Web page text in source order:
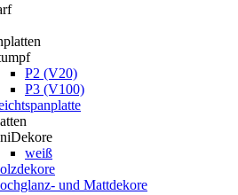
P2 (V20)
P3 (V100)
weiß
und Mattdekore